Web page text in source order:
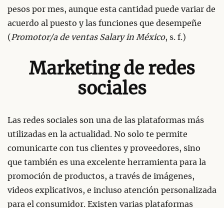
pesos por mes, aunque esta cantidad puede variar de
acuerdo al puesto y las funciones que desempeñe
( Promotor/a de ventas Salary in México, s. f.)
Marketing de redes
sociales
Las redes sociales son una de las plataformas más
utilizadas en la actualidad. No solo te permite
comunicarte con tus clientes y proveedores, sino
que también es una excelente herramienta para la
promoción de productos, a través de imágenes,
videos explicativos, e incluso atención personalizada
para el consumidor. Existen varias plataformas